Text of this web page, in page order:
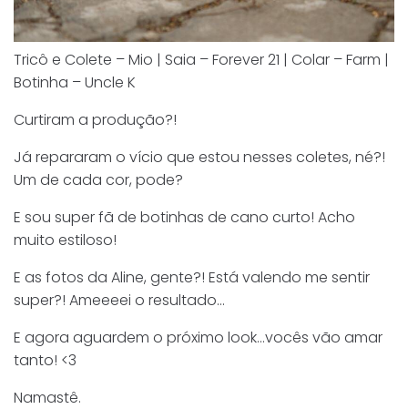
Tricô e Colete – Mio | Saia – Forever 21 | Colar – Farm |
Botinha – Uncle K
Curtiram a produção?!
Já repararam o vício que estou nesses coletes, né?!
Um de cada cor, pode?
E sou super fã de botinhas de cano curto! Acho
muito estiloso!
E as fotos da Aline, gente?! Está valendo me sentir
super?! Ameeeei o resultado…
E agora aguardem o próximo look…vocês vão amar
tanto! <3
Namastê.